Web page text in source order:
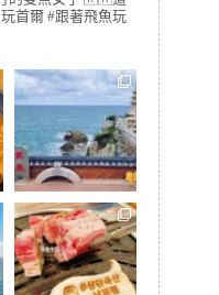
首爾 #跟著飛魚玩